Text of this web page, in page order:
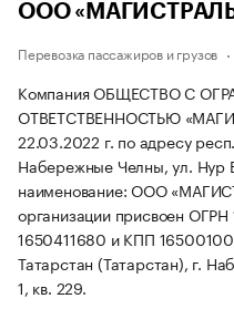
ООО
Перевозка пассажиров и грузов
Компания ОБЩЕСТВО С
ОТВЕТСТВЕННОСТЬЮ
22.03.2022 г. по адресу
Набережные Челны, ул. Нур
наименование: ООО
организации присвоен
1650411680 и КПП
Татарстан (Татарстан), г.
1, кв. 229.